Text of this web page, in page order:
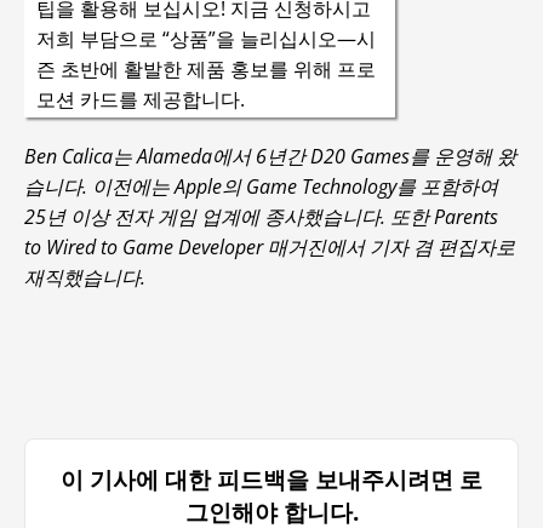
팁을 활용해 보십시오! 지금 신청하시고
저희 부담으로 “상품”을 늘리십시오—시
즌 초반에 활발한 제품 홍보를 위해 프로
모션 카드를 제공합니다.
Ben Calica는 Alameda에서 6년간 D20 Games를 운영해 왔
습니다. 이전에는 Apple의 Game Technology를 포함하여
25년 이상 전자 게임 업계에 종사했습니다. 또한 Parents
to Wired to Game Developer 매거진에서 기자 겸 편집자로
재직했습니다.
이 기사에 대한 피드백을 보내주시려면 로
그인해야 합니다.